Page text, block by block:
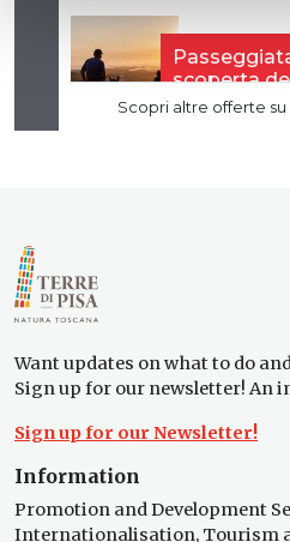
Want updates on what to do
Sign up for our newsletter! An
Sign up for our Newsletter!
Information
Promotion and Development
Internationalisation, Tourism